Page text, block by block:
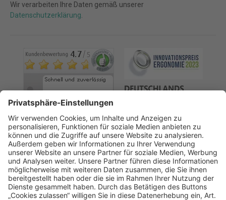
Wir verarbeiten Ihre Daten gemäß unserer
Datenschutzerklärung